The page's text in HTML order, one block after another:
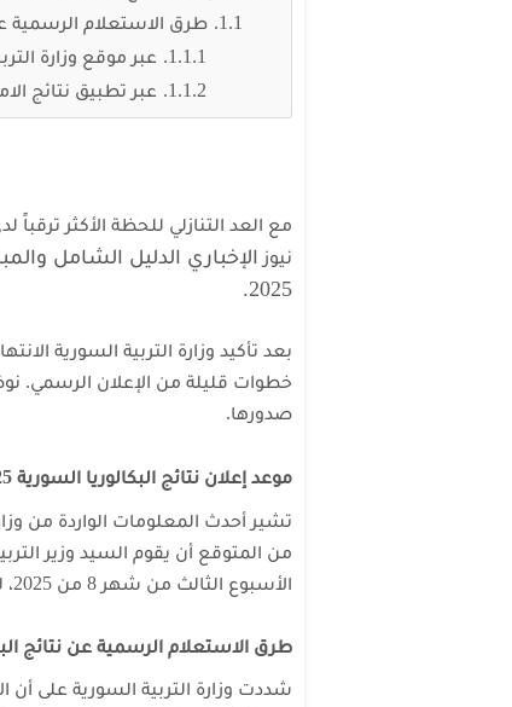
طرق الاستعلام الرسمية عن
عبر موقع وزارة
عبر تطبيق نتائج
مع العد التنازلي للحظة الأكثر
نيوز الإخباري الدليل الشامل
2025.
بعد تأكيد وزارة التربية السورية
خطوات قليلة من الإعلان الرسمي.
صدورها.
موعد إعلان نتائج البكالوريا السورية 2025
تشير أحدث المعلومات الواردة من
من المتوقع أن يقوم السيد وزير
الأسبوع الثالث من شهر 8 من 2025، ليتم بعدها مباشرة إتاحة النتائج إلكترونيًا لجميع الطلاب.
طرق الاستعلام الرسمية عن نتائج
شددت وزارة التربية السورية على